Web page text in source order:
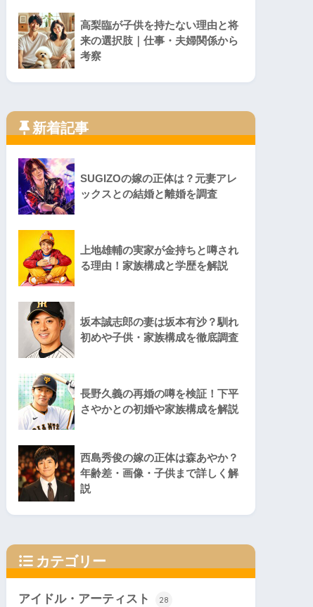
高梨臨が子供を持たない理由と将
来の選択肢｜仕事・夫婦関係から
考察
新着記事
SUGIZOの嫁の正体は？元妻アレ
ックスとの結婚と離婚を調査
上地雄輔の実家が金持ちと噂され
る理由！家族構成と学歴を解説
坂本誠志郎の妻は坂本有沙？馴れ
初めや子供・家族構成を徹底調査
長野久義の再婚の噂を検証！下平
さやかとの初婚や家族構成を解説
西島秀俊の嫁の正体は森あやか？
年齢差・画像・子供まで詳しく解
説
カテゴリー
アイドル・アーティスト 28